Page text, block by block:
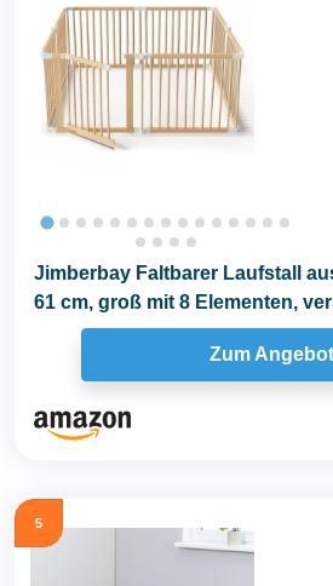
Jimberbay Faltbarer Laufstall
61 cm, groß mit 8 Elementen,
Zum Angebot
5